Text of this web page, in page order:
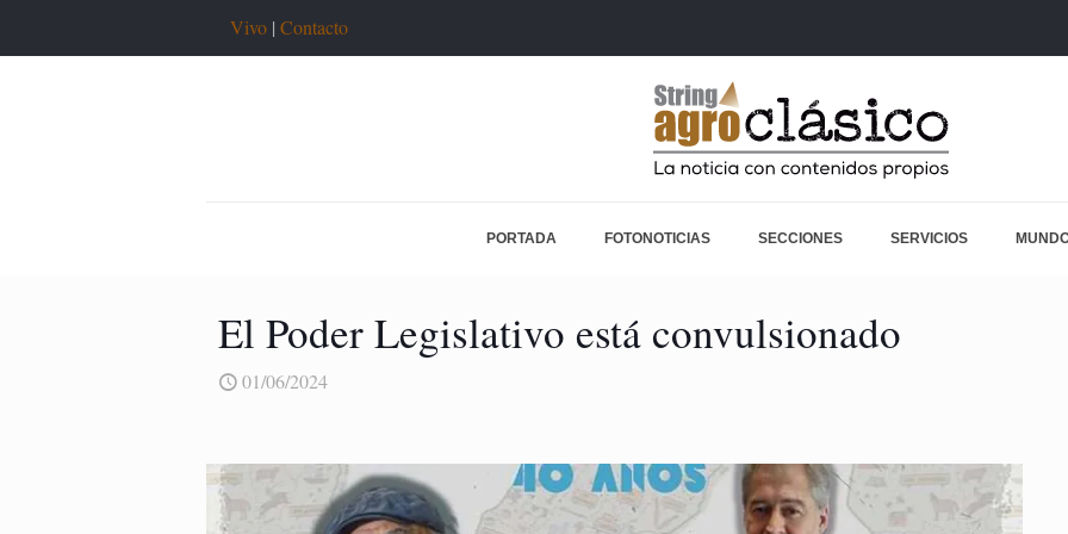
Vivo | Contacto
PORTADA FOTONOTICIAS SECCIONES SERVICIOS
El Poder Legislativo está convulsionado
01/06/2024